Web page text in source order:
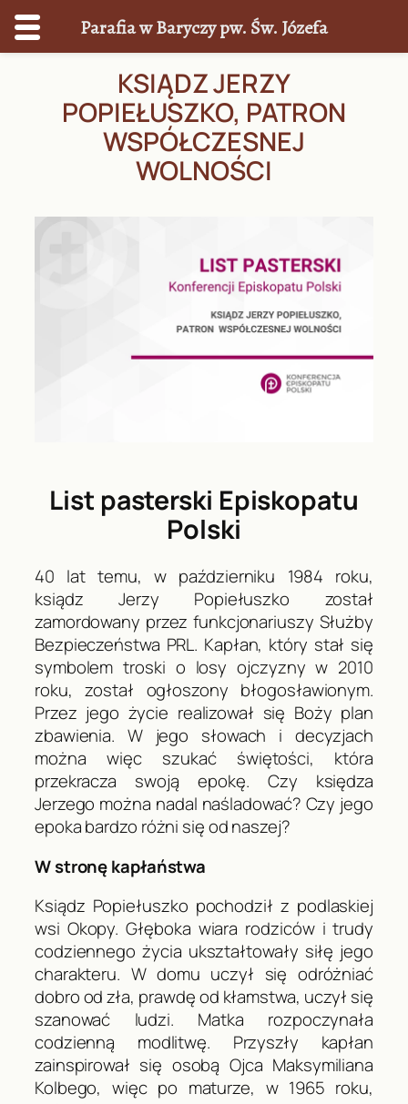
KSIĄDZ JERZY
POPIEŁUSZKO, PATRON
WSPÓŁCZESNEJ
WOLNOŚCI
List pasterski Episkopatu
Polski
40 lat temu, w październiku 1984 roku,
ksiądz Jerzy Popiełuszko został
zamordowany przez funkcjonariuszy Służby
Bezpieczeństwa PRL. Kapłan, który stał się
symbolem troski o losy ojczyzny w 2010
roku, został ogłoszony błogosławionym.
Przez jego życie realizował się Boży plan
zbawienia. W jego słowach i decyzjach
można więc szukać świętości, która
przekracza swoją epokę. Czy księdza
Jerzego można nadal naśladować? Czy jego
epoka bardzo różni się od naszej?
W stronę kapłaństwa
Ksiądz Popiełuszko pochodził z podlaskiej
wsi Okopy. Głęboka wiara rodziców i trudy
codziennego życia ukształtowały siłę jego
charakteru. W domu uczył się odróżniać
dobro od zła, prawdę od kłamstwa, uczył się
szanować ludzi. Matka rozpoczynała
codzienną modlitwę. Przyszły kapłan
zainspirował się osobą Ojca Maksymiliana
Kolbego, więc po maturze, w 1965 roku,
Parafia w Baryczy pw. Św. Józefa